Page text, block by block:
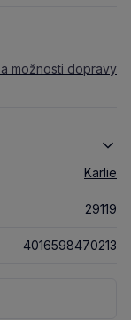
možnosti dopravy
Karlie
29119
4016598470213